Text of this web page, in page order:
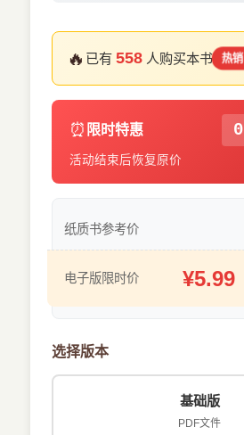
🔥 已有558 人购买本书 热
⏰ 限时特惠
活动结束后恢复原价
纸质书参考价
电子版限时价 ¥5.99
选择版本
基础版
PDF文件